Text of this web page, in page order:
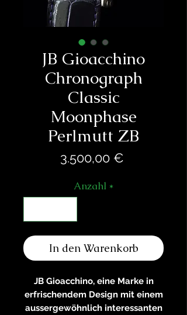
JB Gioacchino
Chronograph
Classic
Moonphase
Perlmutt ZB
3.500,00 €
Anzahl *
In den Warenkorb
JB Gioacchino, eine Marke in
erfrischendem Design mit einem
aussergewöhnlich interessanten